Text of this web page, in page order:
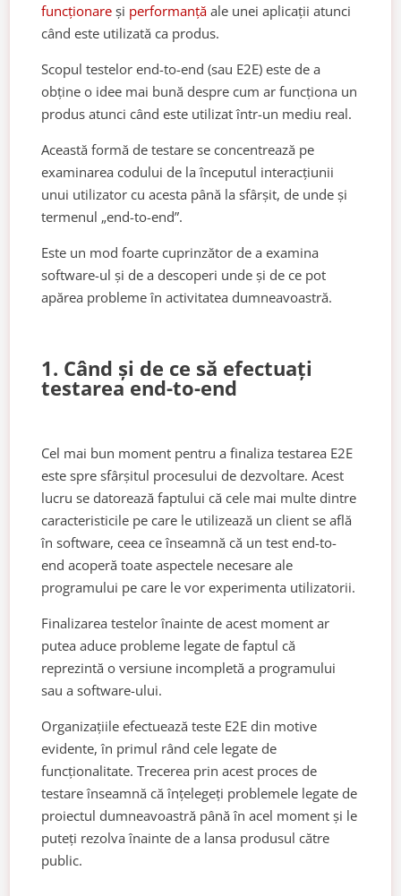
funcționare și performanță ale unei aplicații atunci
când este utilizată ca produs.
Scopul testelor end-to-end (sau E2E) este de a
obține o idee mai bună despre cum ar funcționa un
produs atunci când este utilizat într-un mediu real.
Această formă de testare se concentrează pe
examinarea codului de la începutul interacțiunii
unui utilizator cu acesta până la sfârșit, de unde și
termenul „end-to-end”.
Este un mod foarte cuprinzător de a examina
software-ul și de a descoperi unde și de ce pot
apărea probleme în activitatea dumneavoastră.
1. Când și de ce să efectuați
testarea end-to-end
Cel mai bun moment pentru a finaliza testarea E2E
este spre sfârșitul procesului de dezvoltare. Acest
lucru se datorează faptului că cele mai multe dintre
caracteristicile pe care le utilizează un client se află
în software, ceea ce înseamnă că un test end-to-
end acoperă toate aspectele necesare ale
programului pe care le vor experimenta utilizatorii.
Finalizarea testelor înainte de acest moment ar
putea aduce probleme legate de faptul că
reprezintă o versiune incompletă a programului
sau a software-ului.
Organizațiile efectuează teste E2E din motive
evidente, în primul rând cele legate de
funcționalitate. Trecerea prin acest proces de
testare înseamnă că înțelegeți problemele legate de
proiectul dumneavoastră până în acel moment și le
puteți rezolva înainte de a lansa produsul către
public.